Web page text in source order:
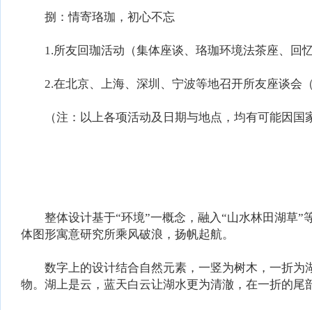
捌：情寄珞珈，初心不忘
1.所友回珈活动（集体座谈、珞珈环境法茶座、回
2.在北京、上海、深圳、宁波等地召开所友座谈会
（注：以上各项活动及日期与地点，均有可能因国
整体设计基于“环境”一概念，融入“山水林田湖草”
体图形寓意研究所乘风破浪，扬帆起航。
数字上的设计结合自然元素，一竖为树木，一折为
物。湖上是云，蓝天白云让湖水更为清澈，在一折的